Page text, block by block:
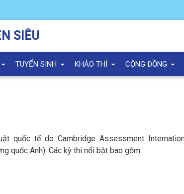
SIÊU
TUYỂN SINH KHẢO THÍ CỘNG ĐỒNG
quốc tế do Cambridge Assessment
quốc Anh). Các kỳ thi nổi bật bao gồm: